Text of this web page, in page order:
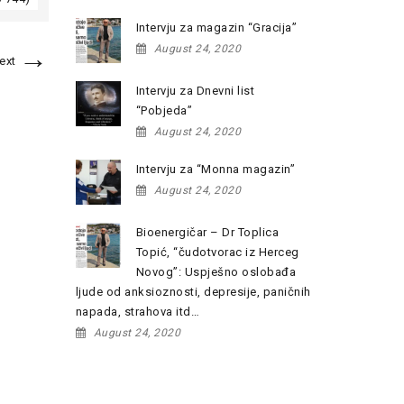
→
Intervju za magazin “Gracija”
August 24, 2020
Intervju za Dnevni list
“Pobjeda”
August 24, 2020
Intervju za “Monna magazin”
August 24, 2020
Bioenergičar – Dr Toplica
Topić, “čudotvorac iz Herceg
Novog”: Uspješno oslobađa
ljude od anksioznosti, depresije, paničnih
napada, strahova itd…
August 24, 2020